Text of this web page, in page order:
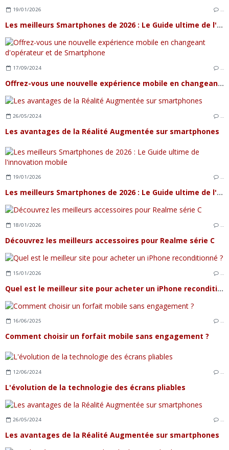
19/01/2026 …
Les meilleurs Smartphones de 2026 : Le Guide ultime de l'innovation mobile
17/09/2024 …
Offrez-vous une nouvelle expérience mobile en changeant d'opérateur et de Smartphone
26/05/2024 …
Les avantages de la Réalité Augmentée sur smartphones
19/01/2026 …
Les meilleurs Smartphones de 2026 : Le Guide ultime de l'innovation mobile
18/01/2026 …
Découvrez les meilleurs accessoires pour Realme série C
15/01/2026
Quel est le meilleur site pour acheter un iPhone reconditionné ?
16/06/2025 …
Comment choisir un forfait mobile sans engagement ?
12/06/2024 …
L'évolution de la technologie des écrans pliables
26/05/2024 …
Les avantages de la Réalité Augmentée sur smartphones